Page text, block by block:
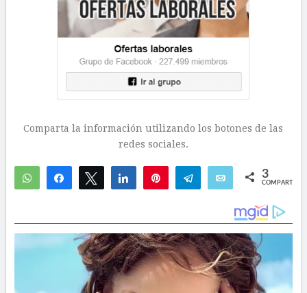
Comparta la información utilizando los botones de las
redes sociales.
WhatsAppCompartirTwittear Compartir Telegram Email 3
COMPARTIR